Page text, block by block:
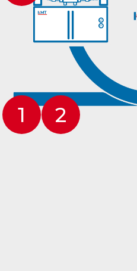
1 2